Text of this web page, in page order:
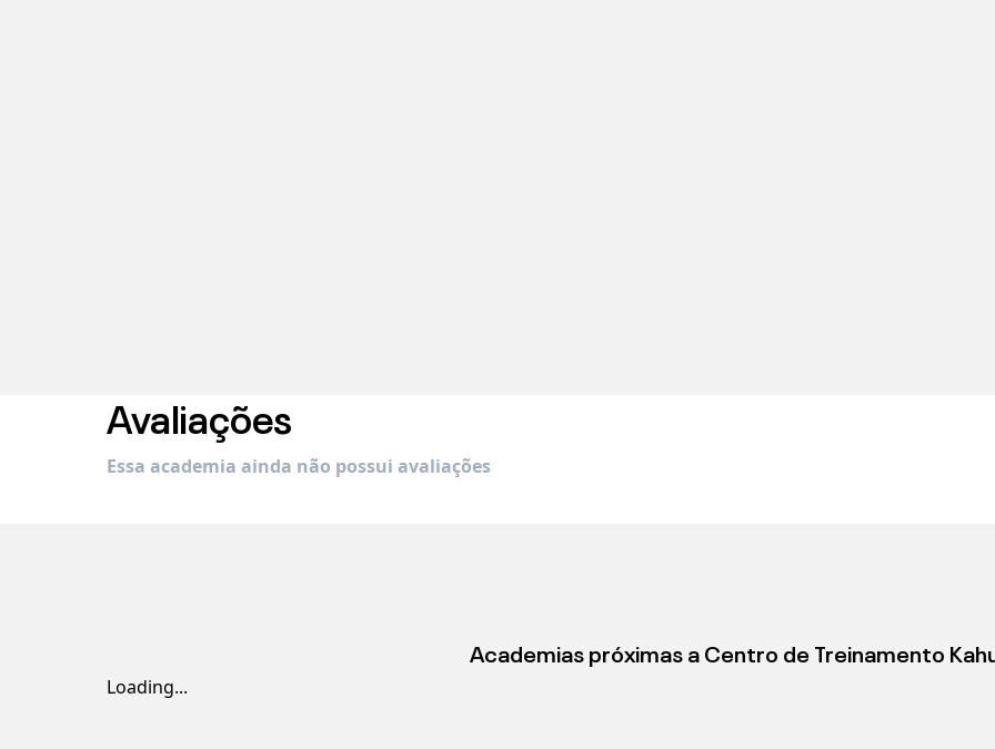
Avaliações
Essa academia ainda não possui avaliações
Academias próximas a Centro de Treinamento
Loading...